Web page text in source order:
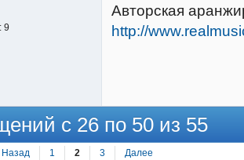
9
Авторская
http://
с 26 по 50 из 55
Назад 1 2 3 Далее